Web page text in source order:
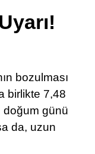
Youtube
Pinterest
LinkedIn
bozulması
birlikte 7,48
doğum günü
da, uzun